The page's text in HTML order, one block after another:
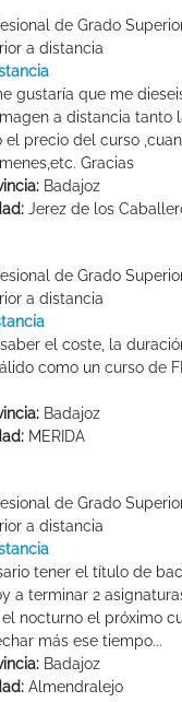
de Grado
a distancia
gustaría que me
a distancia tanto
el precio del curso
Gracias
Badajoz
Jerez de los
de Grado
a distancia
el coste, la
como un curso de
Badajoz
MERIDA
de Grado
a distancia
tener el título de
a terminar 2
nocturno el próximo
más ese tiempo...
Badajoz
Almendralejo